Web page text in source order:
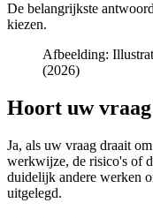
De belangrijkste
kiezen.
Afbeelding:
(2026)
Hoort uw
Ja, als uw vraag draait om
werkwijze, de risico's of
duidelijk andere werken
uitgelegd.